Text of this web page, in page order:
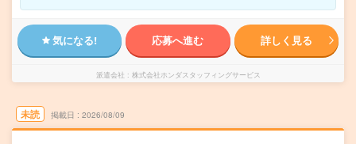
気になる! 応募へ進む 詳しく見る
派遣会社 株式会社ホンダスタッフィングサービス
未読 掲載日 2026/08/09